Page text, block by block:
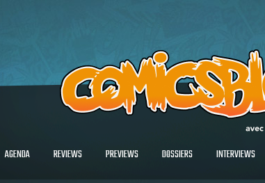
AGENDA REVIEWS PREVIEWS DOSSIERS INTERVIEWS